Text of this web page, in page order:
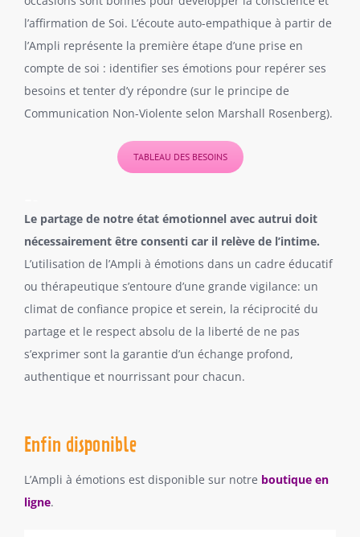
l’affirmation de Soi. L’écoute auto-empathique à partir de
l’Ampli représente la première étape d’une prise en
compte de soi : identifier ses émotions pour repérer ses
besoins et tenter d’y répondre (sur le principe de
Communication Non-Violente selon Marshall Rosenberg).
TABLEAU DES BESOINS
Le partage de notre état émotionnel avec autrui doit
nécessairement être consenti car il relève de l’intime.
L’utilisation de l’Ampli à émotions dans un cadre éducatif
ou thérapeutique s’entoure d’une grande vigilance: un
climat de confiance propice et serein, la réciprocité du
partage et le respect absolu de la liberté de ne pas
s’exprimer sont la garantie d’un échange profond,
authentique et nourrissant pour chacun.
Enfin disponible
L’Ampli à émotions est disponible sur notre boutique en
ligne.